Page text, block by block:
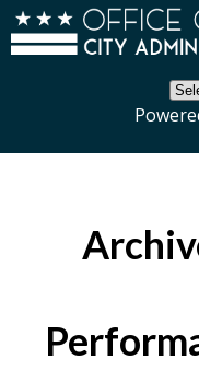
Skip to main content